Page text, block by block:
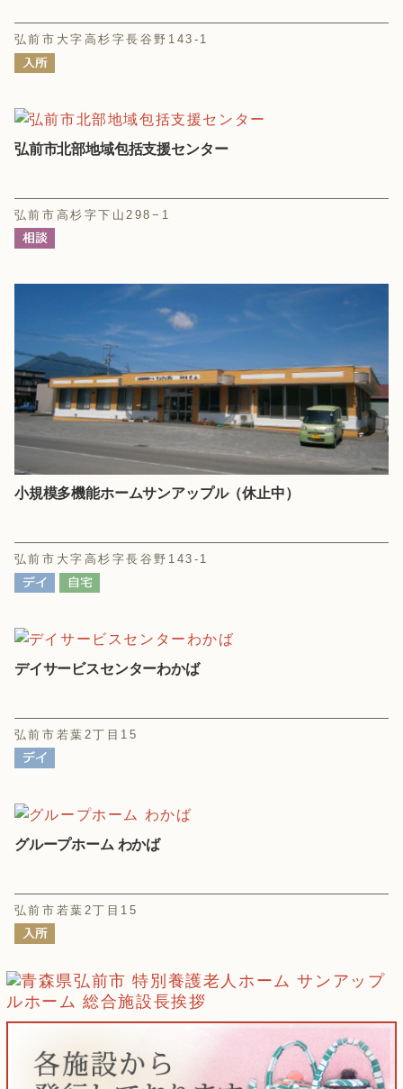
弘前市大字高杉字長谷野143-1
弘前市北部地域包括支援センター
弘前市高杉字下山298−1
小規模多機能ホームサンアップル（休止中）
弘前市大字高杉字長谷野143-1
デイサービスセンターわかば
弘前市若葉2丁目15
グループホーム わかば
弘前市若葉2丁目15